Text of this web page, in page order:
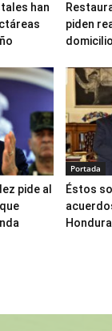
han
piden
pide al
Portada
Éstos